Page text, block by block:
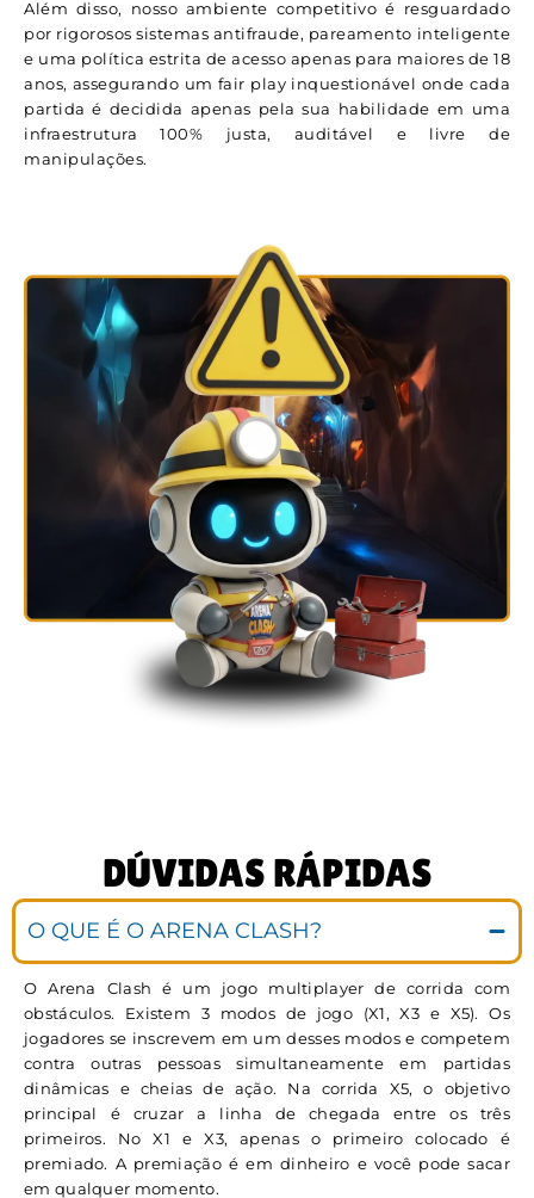
Além disso, nosso ambiente competitivo é resguardado
por rigorosos sistemas antifraude, pareamento inteligente
e uma política estrita de acesso apenas para maiores de 18
anos, assegurando um fair play inquestionável onde cada
partida é decidida apenas pela sua habilidade em uma
infraestrutura 100% justa, auditável e livre de
manipulações.
DÚVIDAS RÁPIDAS
O QUE É O ARENA CLASH?
O Arena Clash é um jogo multiplayer de corrida com
obstáculos. Existem 3 modos de jogo (X1, X3 e X5). Os
jogadores se inscrevem em um desses modos e competem
contra outras pessoas simultaneamente em partidas
dinâmicas e cheias de ação. Na corrida X5, o objetivo
principal é cruzar a linha de chegada entre os três
primeiros. No X1 e X3, apenas o primeiro colocado é
premiado. A premiação é em dinheiro e você pode sacar
em qualquer momento.